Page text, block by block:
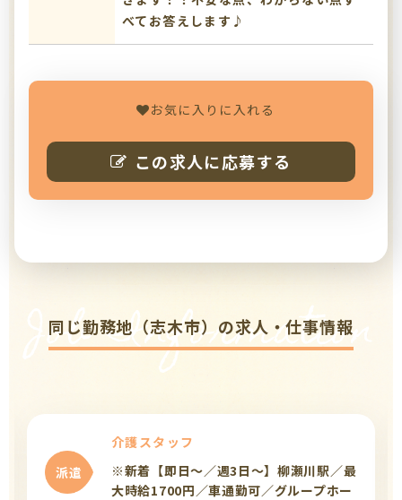
べてお答えします♪
お気に入りに入れる
この求人に応募する
Job Information
同じ勤務地（志木市）の求人・仕事情報
派遣
介護スタッフ
※新着【即日～／週3日～】柳瀬川駅／最
大時給1700円／車通勤可／グループホー